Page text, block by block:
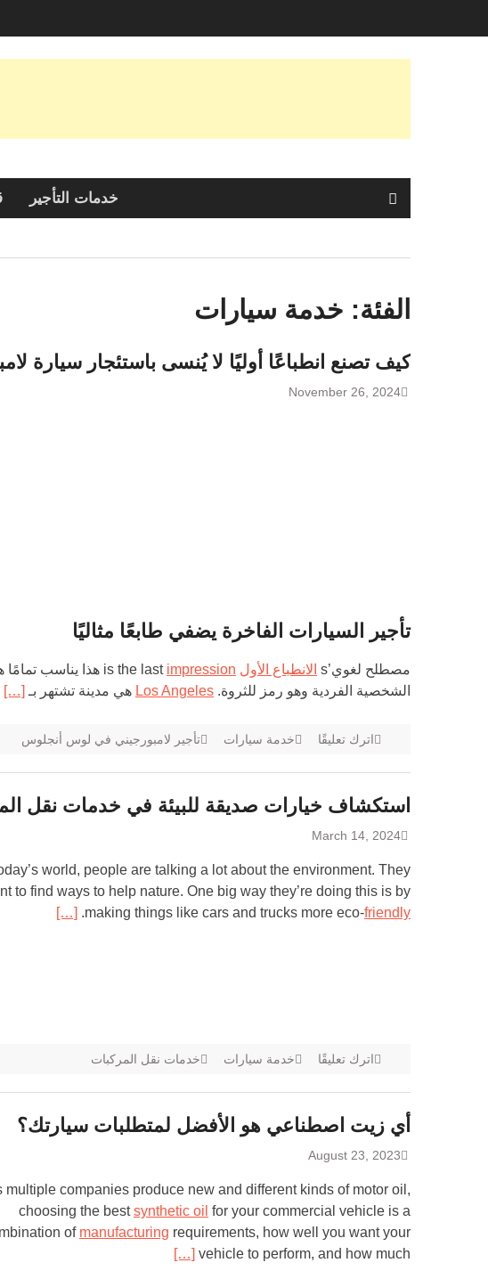
خدمات التأجير
الفئة: خدمة سيارات
كيف تصنع انطباعًا أوليًا لا يُنسى باستئجار سيارة
November 26, 2024
تأجير السيارات الفاخرة يضفي طابعًا مثاليًا
مصطلح لغوي’s الانطباع الأول impression
هذا يناسب تمامًا
الشخصية الفردية وهو رمز للثروة. Los Angeles هي مدينة تشتهر بـ […]
اترك تعليقًا خدمة سيارات تأجير لامبورجيني في لوس أنجلوس
استكشاف خيارات صديقة للبيئة في خدمات نقل
March 14, 2024
world, people are talking a lot about the environment. They
to find ways to help nature. One big way they’re doing this is by
making things like cars and trucks more eco-friendly
.
[…]
اترك تعليقًا خدمة سيارات خدمات نقل المركبات
أي زيت اصطناعي هو الأفضل لمتطلبات سيارتك؟
August 23, 2023
multiple companies produce new and different kinds of motor oil,
choosing the bestsynthetic oil for your commercial vehicle is a
of manufacturing requirements, how well you want your
vehicle to perform, and how much
[…]